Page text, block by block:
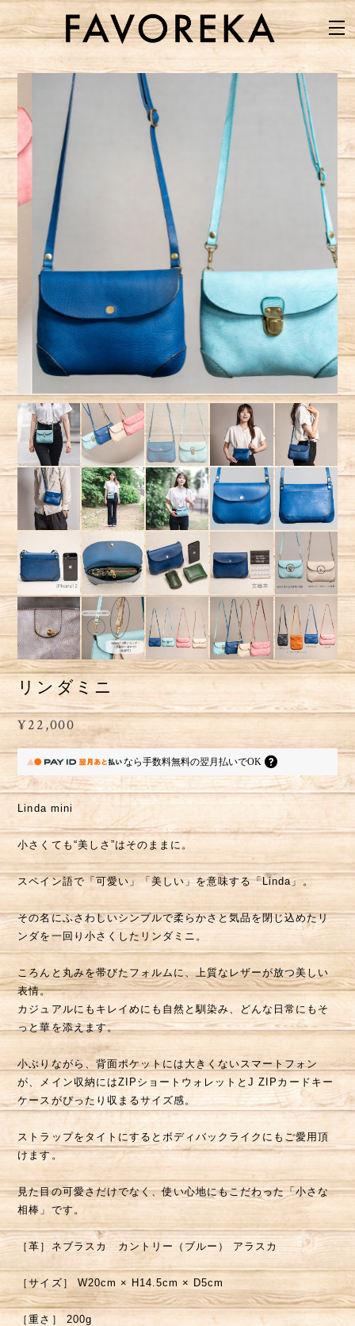
リンダミニ
¥22,000
なら手数料無料の翌月払いでOK
Linda mini
小さくても“美しさ”はそのままに。
スペイン語で「可愛い」「美しい」を意味する「Linda」。
その名にふさわしいシンプルで柔らかさと気品を閉じ込めたリ
ンダを一回り小さくしたリンダミニ。
ころんと丸みを帯びたフォルムに、上質なレザーが放つ美しい
表情。
カジュアルにもキレイめにも自然と馴染み、どんな日常にもそ
っと華を添えます。
小ぶりながら、背面ポケットには大きくないスマートフォン
が、メイン収納にはZIPショートウォレットとJ ZIPカードキー
ケースがぴったり収まるサイズ感。
ストラップをタイトにするとボディバックライクにもご愛用頂
けます。
見た目の可愛さだけでなく、使い心地にもこだわった「小さな
相棒」です。
［革］ネブラスカ カントリー（ブルー） アラスカ
［サイズ］ W20cm × H14.5cm × D5cm
［重さ］ 200g